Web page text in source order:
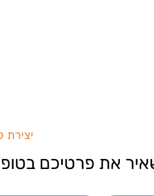
יצירת
את פרטיכם